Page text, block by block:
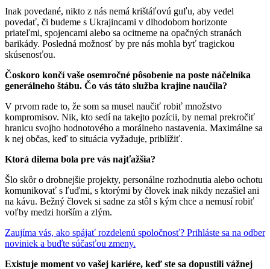
Inak povedané, nikto z nás nemá krištáľovú guľu, aby vedel
povedať, či budeme s Ukrajincami v dlhodobom horizonte
priateľmi, spojencami alebo sa ocitneme na opačných stranách
barikády. Posledná možnosť by pre nás mohla byť tragickou
skúsenosťou.
Čoskoro končí vaše osemročné pôsobenie na poste náčelníka
generálneho štábu. Čo vás táto služba krajine naučila?
V prvom rade to, že som sa musel naučiť robiť množstvo
kompromisov. Nik, kto sedí na takejto pozícii, by nemal prekročiť
hranicu svojho hodnotového a morálneho nastavenia. Maximálne sa
k nej občas, keď to situácia vyžaduje, priblížiť.
Ktorá dilema bola pre vás najťažšia?
Šlo skôr o drobnejšie projekty, personálne rozhodnutia alebo ochotu
komunikovať s ľuďmi, s ktorými by človek inak nikdy nezašiel ani
na kávu. Bežný človek si sadne za stôl s kým chce a nemusí robiť
voľby medzi horším a zlým.
Zaujíma vás, ako spájať rozdelenú spoločnosť? Prihláste sa na odber
noviniek a buďte súčasťou zmeny.
Existuje moment vo vašej kariére, keď ste sa dopustili vážnej